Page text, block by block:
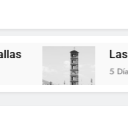
horas